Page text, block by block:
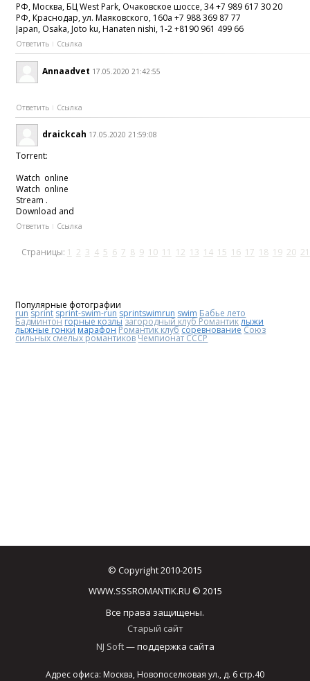
РФ, Москва, БЦ West Park, Очаковское шоссе, 34 +7 989 617 30 20
РФ, Краснодар, ул. Маяковского, 160а +7 988 369 87 77
Japan, Osaka, Joto ku, Hanaten nishi, 1-2 +8190 961 499 66
Ответить Ссылка
Annaadvet 17.05.2020 21:42:55
Ответить Ссылка
draickcah 17.05.2020 21:59:08
Torrent:
Watch online
Watch online
Stream .
Download and
Ответить Ссылка
Страницы: 1 2 3 4 5 6 7 8 9 10 11 12 13 14 15 16 17 18 19 20 21
Популярные фотографии
run sprint sprint-swim-run sprintswimrun swim Бабье лето
Бадминтонгорные козлы загородный клуб Романтиклыжи
лыжные гонки марафонРомантик клубсоревнованиеСоюз
сильных смелых романтиковЧемпионат СССР
© Copyright 2010-2015
WWW.SSSROMANTIK.RU © 2015
Все права защищены.
Старый сайт
NJ Soft— поддержка сайта
Адрес офиса: Москва, Новопоселковая ул., д. 6 стр.40